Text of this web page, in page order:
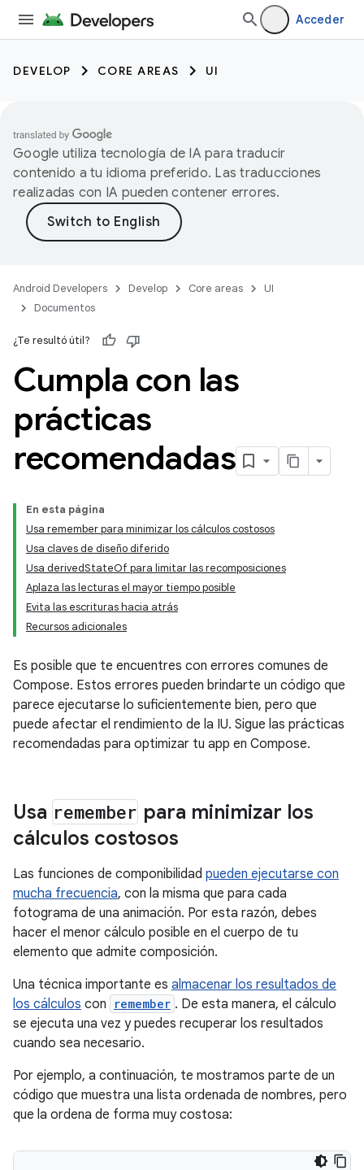
Acceder
DEVELOP CORE AREAS UI
Google utiliza tecnología de IA para traducir
contenido a tu idioma preferido. Las traducciones
realizadas con IA pueden contener errores.
Android Developers Develop Core areas
UI
Documentos
¿Te resultó útil?
Cumpla con las
prácticas
recomendadas
En esta página
Usa remember para minimizar los cálculos costosos
Usa claves de diseño diferido
Usa derivedStateOf para limitar las recomposiciones
Aplaza las lecturas el mayor tiempo posible
Evita las escrituras hacia atrás
Recursos adicionales
Es posible que te encuentres con errores comunes de
Compose. Estos errores pueden brindarte un código que
parece ejecutarse lo suficientemente bien, pero que
puede afectar el rendimiento de la IU. Sigue las prácticas
recomendadas para optimizar tu app en Compose.
Usa remember para minimizar los
cálculos costosos
Las funciones de componibilidad pueden ejecutarse con
mucha frecuencia, con la misma que para cada
fotograma de una animación. Por esta razón, debes
hacer el menor cálculo posible en el cuerpo de tu
elemento que admite composición.
Una técnica importante es almacenar los resultados de
los cálculos con remember . De esta manera, el cálculo
se ejecuta una vez y puedes recuperar los resultados
cuando sea necesario.
Por ejemplo, a continuación, te mostramos parte de un
código que muestra una lista ordenada de nombres, pero
que la ordena de forma muy costosa: